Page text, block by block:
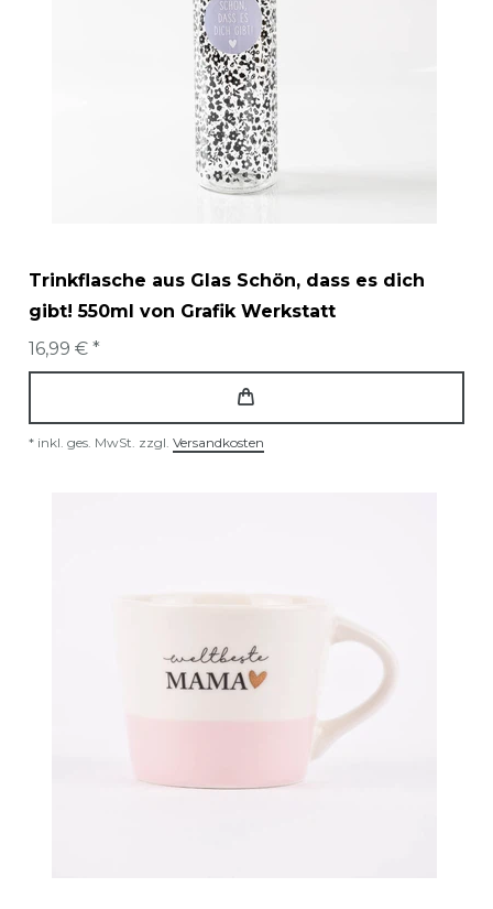
Trinkflasche aus Glas Schön, dass es dich
gibt! 550ml von Grafik Werkstatt
16,99 € *
* inkl. ges. MwSt. zzgl. Versandkosten